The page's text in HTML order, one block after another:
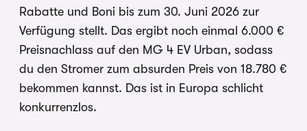
Rabatte und Boni bis zum 30. Juni 2026 zur
Verfügung stellt. Das ergibt noch einmal 6.000 €
Preisnachlass auf den MG 4 EV Urban, sodass
du den Stromer zum absurden Preis von 18.780 €
bekommen kannst. Das ist in Europa schlicht
konkurrenzlos.